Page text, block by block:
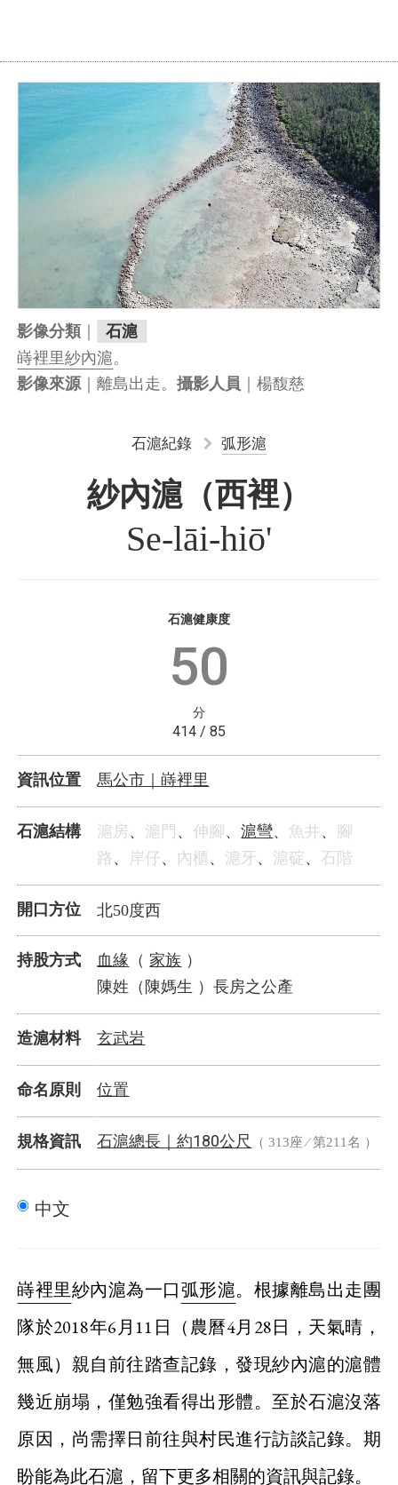
影像分類｜ 石滬
嵵裡里紗內滬。
影像來源 ｜離島出走。攝影人員 ｜楊馥慈
石滬紀錄 弧形滬
紗內滬（西裡）
Se-lāi-hiō'
石滬健康度
50
分
414 / 85
資訊位置 馬公市｜嵵裡里
石滬結構 滬房、 滬門 、伸腳、滬彎、 魚井、
腳
路、 岸仔、 內櫃、 滬牙、 滬碇、 石階
開口方位 北50度西
持股方式 血緣 （ 家族 ）
陳姓（陳媽生 ）長房之公產
造滬材料 玄武岩
命名原則 位置
規格資訊 石滬總長｜約180公尺 （ 313座 ⁄ 第211名 ）
中文
嵵裡里紗內滬為一口弧形滬。根據離島出走團
隊於2018年6月11日（農曆4月28日，天氣晴，
無風）親自前往踏查記錄，發現紗內滬的滬體
幾近崩塌，僅勉強看得出形體。至於石滬沒落
原因，尚需擇日前往與村民進行訪談記錄。期
盼能為此石滬，留下更多相關的資訊與記錄。